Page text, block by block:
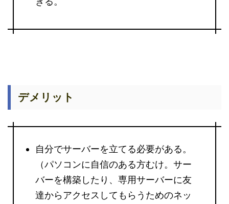
デメリット
自分でサーバーを立てる必要がある。
（パソコンに自信のある方むけ。サー
バーを構築したり、専用サーバーに友
達からアクセスしてもらうためのネッ